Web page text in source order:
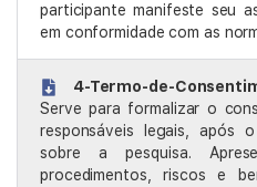
participante manifeste seu
em conformidade com as
4-Termo-de-
Serve para formalizar o
responsáveis legais, após
sobre a pesquisa.
procedimentos, riscos e